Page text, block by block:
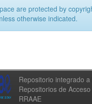
are protected by
otherwise indicated.
Repositorio integrado
Repositorios de
RRAAE